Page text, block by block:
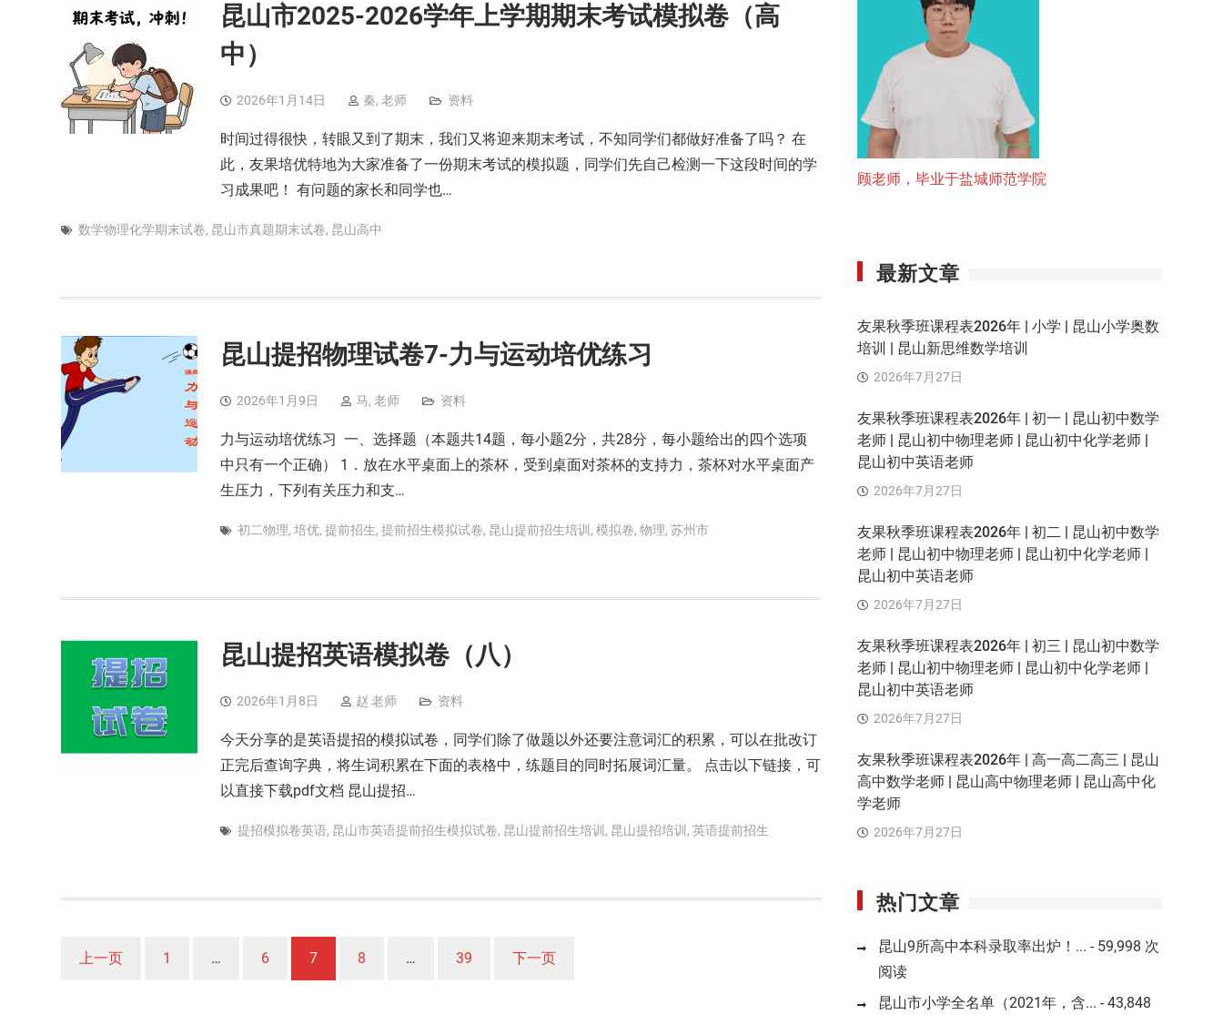
昆山市2025-2026学年上学期期末考试模拟卷（高
中）
2026年1月14日 秦, 老师 资料
时间过得很快，转眼又到了期末，我们又将迎来期末考试，不知同学们都做好准备了吗？ 在
此，友果培优特地为大家准备了一份期末考试的模拟题，同学们先自己检测一下这段时间的学
习成果吧！ 有问题的家长和同学也…
数学物理化学期末试卷, 昆山市真题期末试卷, 昆山高中
昆山提招物理试卷7-力与运动培优练习
2026年1月9日 马, 老师 资料
力与运动培优练习 一、选择题（本题共14题，每小题2分，共28分，每小题给出的四个选项
中只有一个正确） 1．放在水平桌面上的茶杯，受到桌面对茶杯的支持力，茶杯对水平桌面产
生压力，下列有关压力和支…
初二物理, 培优, 提前招生, 提前招生模拟试卷, 昆山提前招生培训 , 模拟卷, 物理, 苏州市
昆山提招英语模拟卷（八）
2026年1月8日 赵 老师 资料
今天分享的是英语提招的模拟试卷，同学们除了做题以外还要注意词汇的积累，可以在批改订
正完后查询字典，将生词积累在下面的表格中，练题目的同时拓展词汇量。 点击以下链接，可
以直接下载pdf文档 昆山提招…
提招模拟卷英语, 昆山市英语提前招生模拟试卷, 昆山提前招生培训 , 昆山提招培训 , 英语提前招生
文
上一页 1 … 6 7 8 … 39 下一页
顾老师，毕业于盐城师范学院
最新文章
友果秋季班课程表2026年 | 小学 | 昆山小学奥数
培训 | 昆山新思维数学培训
2026年7月27日
友果秋季班课程表2026年 | 初一 | 昆山初中数学
老师 | 昆山初中物理老师 | 昆山初中化学老师 |
昆山初中英语老师
2026年7月27日
友果秋季班课程表2026年 | 初二 | 昆山初中数学
老师 | 昆山初中物理老师 | 昆山初中化学老师 |
昆山初中英语老师
2026年7月27日
友果秋季班课程表2026年 | 初三 | 昆山初中数学
老师 | 昆山初中物理老师 | 昆山初中化学老师 |
昆山初中英语老师
2026年7月27日
友果秋季班课程表2026年 | 高一高二高三 | 昆山
高中数学老师 | 昆山高中物理老师 | 昆山高中化
学老师
2026年7月27日
热门文章
昆山9所高中本科录取率出炉！... - 59,998 次
阅读
昆山市小学全名单（2021年，含... - 43,848